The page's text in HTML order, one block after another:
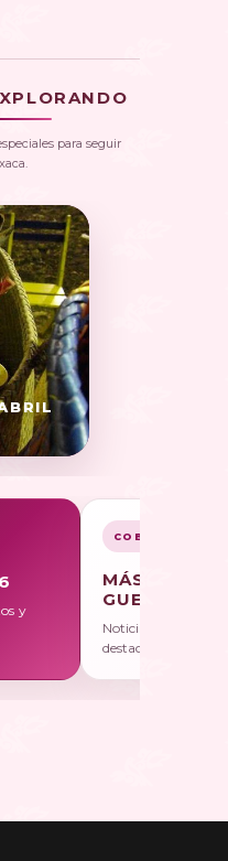
para seguir
y
COBERTURA
MÁS SOBRE
Noticias, galerías y
destacadas.